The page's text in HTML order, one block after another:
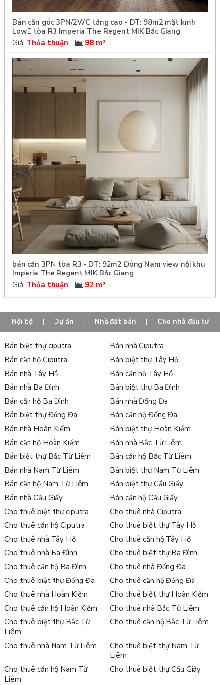
Bán căn góc 3PN/2WC tầng cao - DT: 98m2 mặt kính
LowE tòa R3 Imperia The Regent MIK Bắc Giang
Giá: Thỏa thuận 98 m²
bán căn 3PN tòa R3 - DT: 92m2 Đông Nam view nội khu
Imperia The Regent MIK Bắc Giang
Giá: Thỏa thuận 92 m²
Nội bộ | Dự án | Nhà đất bán | Cho nhà đầu tư
Bán biệt thự ciputra
Bán nhà Ciputra
Bán căn hộ Ciputra
Bán biệt thự Tây Hồ
Bán nhà Tây Hồ
Bán căn hộ Tây Hồ
Bán nhà Ba Đình
Bán biệt thự Ba Đình
Bán căn hộ Ba Đình
Bán nhà Đống Đa
Bán biệt thự Đống Đa
Bán căn hộ Đống Đa
Bán nhà Hoàn Kiếm
Bán biệt thự Hoàn Kiếm
Bán căn hộ Hoàn Kiếm
Bán nhà Bắc Từ Liêm
Bán biệt thự Bắc Từ Liêm
Bán căn hộ Bắc Từ Liêm
Bán nhà Nam Từ Liêm
Bán biệt thự Nam Từ Liêm
Bán căn hộ Nam Từ Liêm
Bán biệt thự Cầu Giấy
Bán nhà Cầu Giấy
Bán căn hộ Cầu Giấy
Cho thuê biệt thự ciputra
Cho thuê nhà Ciputra
Cho thuê căn hộ Ciputra
Cho thuê biệt thự Tây Hồ
Cho thuê nhà Tây Hồ
Cho thuê căn hộ Tây Hồ
Cho thuê nhà Ba Đình
Cho thuê biệt thự Ba Đình
Cho thuê căn hộ Ba Đình
Cho thuê nhà Đống Đa
Cho thuê biệt thự Đống Đa
Cho thuê căn hộ Đống Đa
Cho thuê nhà Hoàn Kiếm
Cho thuê biệt thự Hoàn Kiếm
Cho thuê căn hộ Hoàn Kiếm
Cho thuê nhà Bắc Từ Liêm
Cho thuê biệt thự Bắc Từ
Liêm
Cho thuê căn hộ Bắc Từ Liêm
Cho thuê nhà Nam Từ Liêm
Cho thuê biệt thự Nam Từ
Liêm
Cho thuê căn hộ Nam Từ
Liêm
Cho thuê biệt thự Cầu Giấy